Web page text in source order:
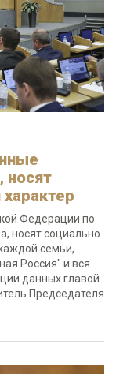
носят
Федерации по
носят социально
семьи,
Россия" и вся
данных главой
Председателя